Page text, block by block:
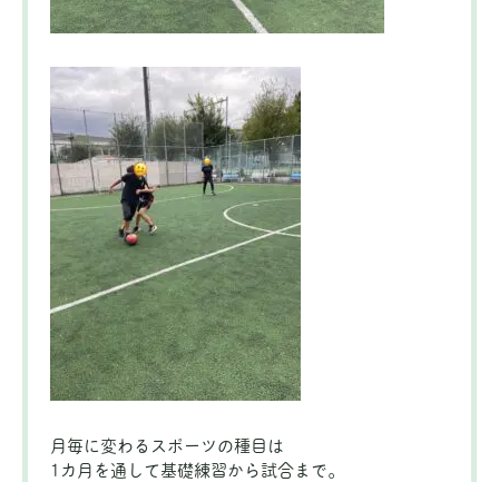
月毎に変わるスポーツの種目は
1カ月を通して基礎練習から試合まで。